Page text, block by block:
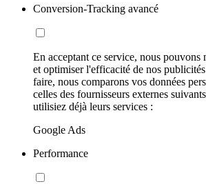
Conversion-Tracking avancé
En acceptant ce service, nous pouvons
et optimiser l'efficacité de nos
faire, nous comparons vos données
celles des fournisseurs externes
utilisiez déjà leurs services :
Google Ads
Performance